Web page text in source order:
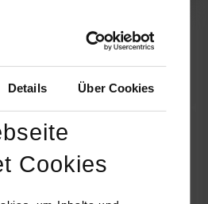
Details Über Cookies
Cookies
für Studierende
Urban Transportation –
im (sub)urbanen Umfeld